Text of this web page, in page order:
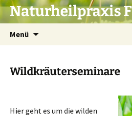
Zum
InhaltNaturheilpraxis
Menü
Wildkräuterseminare
Hier geht es um die wilden